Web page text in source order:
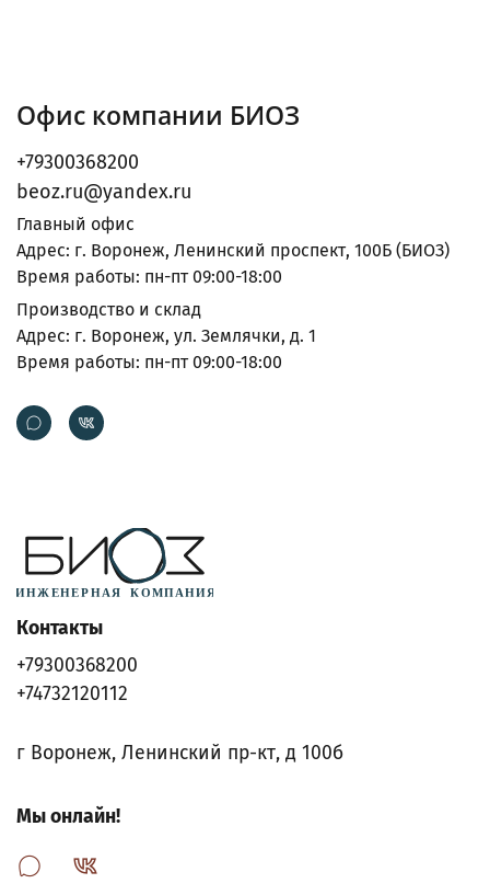
Офис компании БИОЗ
+79300368200
beoz.ru@yandex.ru
Главный офис
Адрес: г. Воронеж, Ленинский проспект, 100Б (БИОЗ)
Время работы: пн-пт 09:00-18:00
Производство и склад
Адрес: г. Воронеж, ул. Землячки, д. 1
Время работы: пн-пт 09:00-18:00
Контакты
+79300368200
+74732120112
г Воронеж, Ленинский пр-кт, д 100б
Мы онлайн!